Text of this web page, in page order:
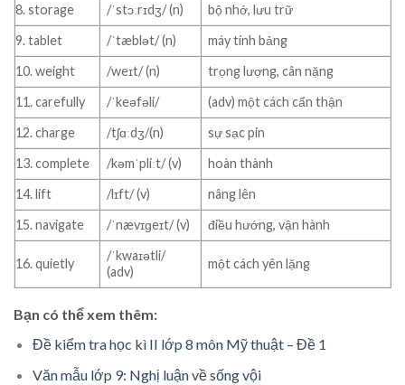
8. storage
/ˈstɔːrɪdʒ/ (n)
bộ nhớ, lưu trữ
9. tablet
/ˈtæblət/ (n)
máy tính bảng
10. weight
/weɪt/ (n)
trọng lượng, cân nặng
11. carefully
/ˈkeəfəli/
(adv) một cách cẩn thận
12. charge
/tʃɑːdʒ/(n)
sự sạc pin
13. complete
/kəmˈpliːt/ (v)
hoàn thành
14. lift
/lɪft/ (v)
nâng lên
15. navigate
/ˈnævɪɡeɪt/ (v) điều hướng, vận hành
16. quietly
/ˈkwaɪətli/
(adv)
một cách yên lặng
Bạn có thể xem thêm:
Đề kiểm tra học kì II lớp 8 môn Mỹ thuật – Đề 1
Văn mẫu lớp 9: Nghị luận về sống vội